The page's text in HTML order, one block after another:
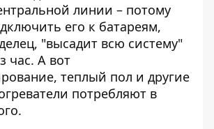
линии – потому
его к батареям,
"высадит всю систему"
час. А вот
теплый пол и другие
потребляют в